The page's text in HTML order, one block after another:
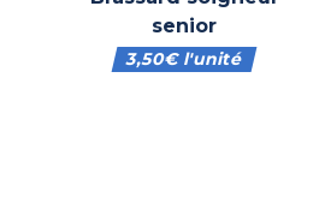
senior
3,50€l'unité